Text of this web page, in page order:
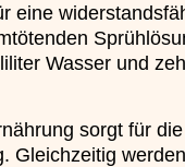
eine
Wasser und
sorgt für die
Gleichzeitig